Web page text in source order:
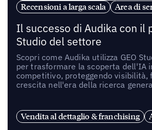
Recensioni a larga scala
Area di
Il successo di Audika con il
Studio del settore
Scopri come Audika utilizza GEO
per trasformare la scoperta dell'IA
competitivo, proteggendo visibilità,
crescita nell'era della ricerca
Vendita al dettaglio & franchising